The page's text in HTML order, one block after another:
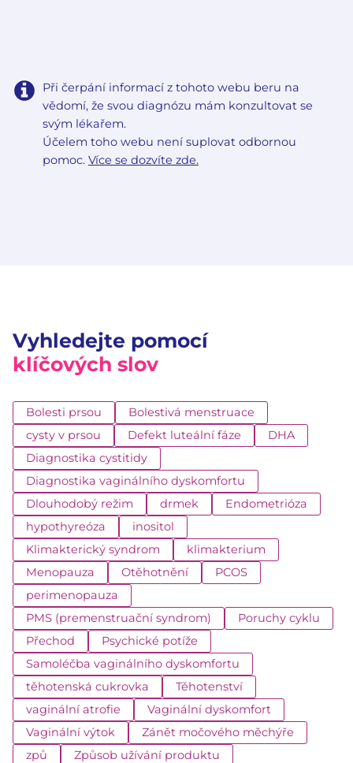
Při čerpání informací z tohoto webu beru na
vědomí, že svou diagnózu mám konzultovat se
svým lékařem.
Účelem toho webu není suplovat odbornou
pomoc. Více se dozvíte zde.
Vyhledejte pomocí
klíčových slov
Bolesti prsou
Bolestivá menstruace
cysty v prsou
Defekt luteální fáze
DHA
Diagnostika cystitidy
Diagnostika vaginálního dyskomfortu
Dlouhodobý režim
drmek
Endometrióza
hypothyreóza
inositol
Klimakterický syndrom
klimakterium
Menopauza
Otěhotnění
PCOS
perimenopauza
PMS (premenstruační syndrom)
Poruchy cyklu
Přechod
Psychické potíže
Samoléčba vaginálního dyskomfortu
těhotenská cukrovka
Těhotenství
vaginální atrofie
Vaginální dyskomfort
Vaginální výtok
Zánět močového měchýře
způ
Způsob užívání produktu